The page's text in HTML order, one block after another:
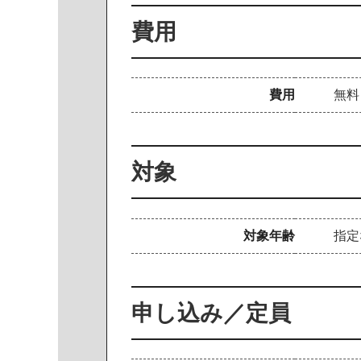
費用
費用 無料
対象
対象年齢 指
申し込み／定員